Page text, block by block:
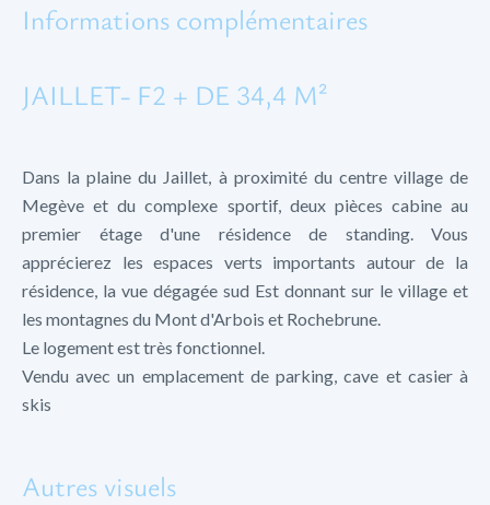
Informations complémentaires
JAILLET- F2 + DE 34,4 M²
Dans la plaine du Jaillet, à proximité du centre village de
Megève et du complexe sportif, deux pièces cabine au
premier étage d'une résidence de standing. Vous
apprécierez les espaces verts importants autour de la
résidence, la vue dégagée sud Est donnant sur le village et
les montagnes du Mont d'Arbois et Rochebrune.
Le logement est très fonctionnel.
Vendu avec un emplacement de parking, cave et casier à
skis
Autres visuels